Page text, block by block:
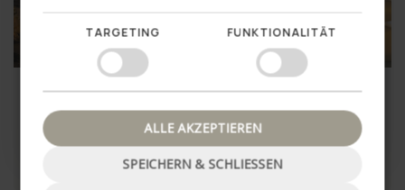
€4,95
IN DEN WARENKORB
€12,95
IN DEN WARENKORB
TARGETING FUNKTIONALITÄT
SPEICHERN & SCHLIESSEN
ALLE AKZEPTIEREN
Nein danke, schließe Popup